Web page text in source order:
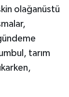
olağanüstü
tarım